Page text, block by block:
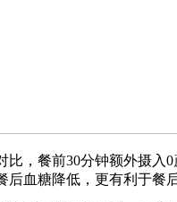
餐前30分钟额外摄入0
血糖降低，更有利于餐